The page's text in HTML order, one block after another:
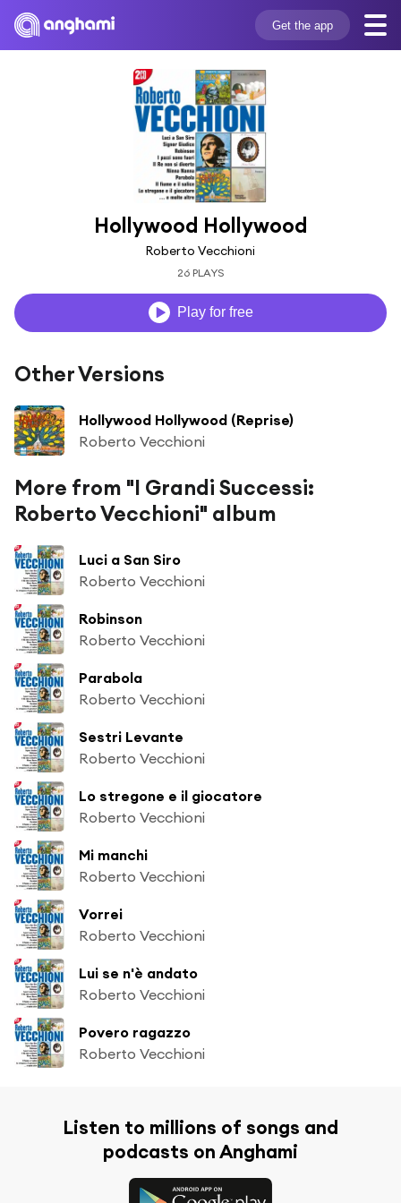
Get the app
Hollywood Hollywood
Roberto Vecchioni
26 PLAYS
Play for free
Other Versions
Hollywood Hollywood (Reprise)
Roberto Vecchioni
More from "I Grandi Successi:
Roberto Vecchioni" album
Luci a San Siro
Roberto Vecchioni
Robinson
Roberto Vecchioni
Parabola
Roberto Vecchioni
Sestri Levante
Roberto Vecchioni
Lo stregone e il giocatore
Roberto Vecchioni
Mi manchi
Roberto Vecchioni
Vorrei
Roberto Vecchioni
Lui se n'è andato
Roberto Vecchioni
Povero ragazzo
Roberto Vecchioni
Listen to millions of songs and
podcasts on Anghami